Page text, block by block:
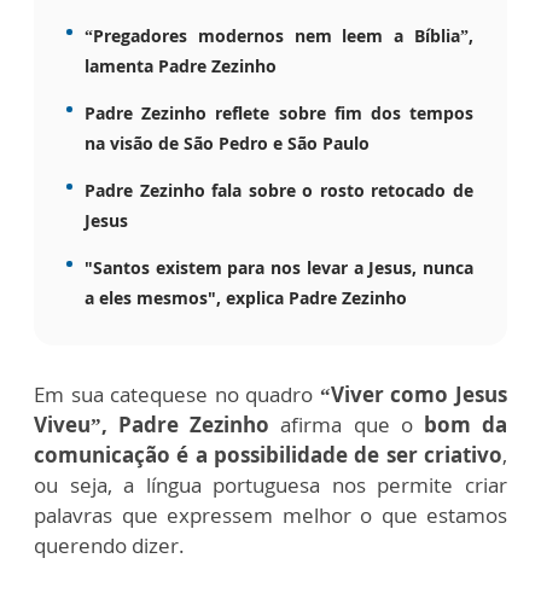
“Pregadores modernos nem leem a Bíblia”,
lamenta Padre Zezinho
Padre Zezinho reflete sobre fim dos tempos
na visão de São Pedro e São Paulo
Padre Zezinho fala sobre o rosto retocado de
Jesus
"Santos existem para nos levar a Jesus, nunca
a eles mesmos", explica Padre Zezinho
Em sua catequese no quadro “Viver como Jesus
Viveu”, Padre Zezinhoafirma que obom da
comunicação é a possibilidade de ser criativo,
ou seja, a língua portuguesa nos permite criar
palavras que expressem melhor o que estamos
querendo dizer.